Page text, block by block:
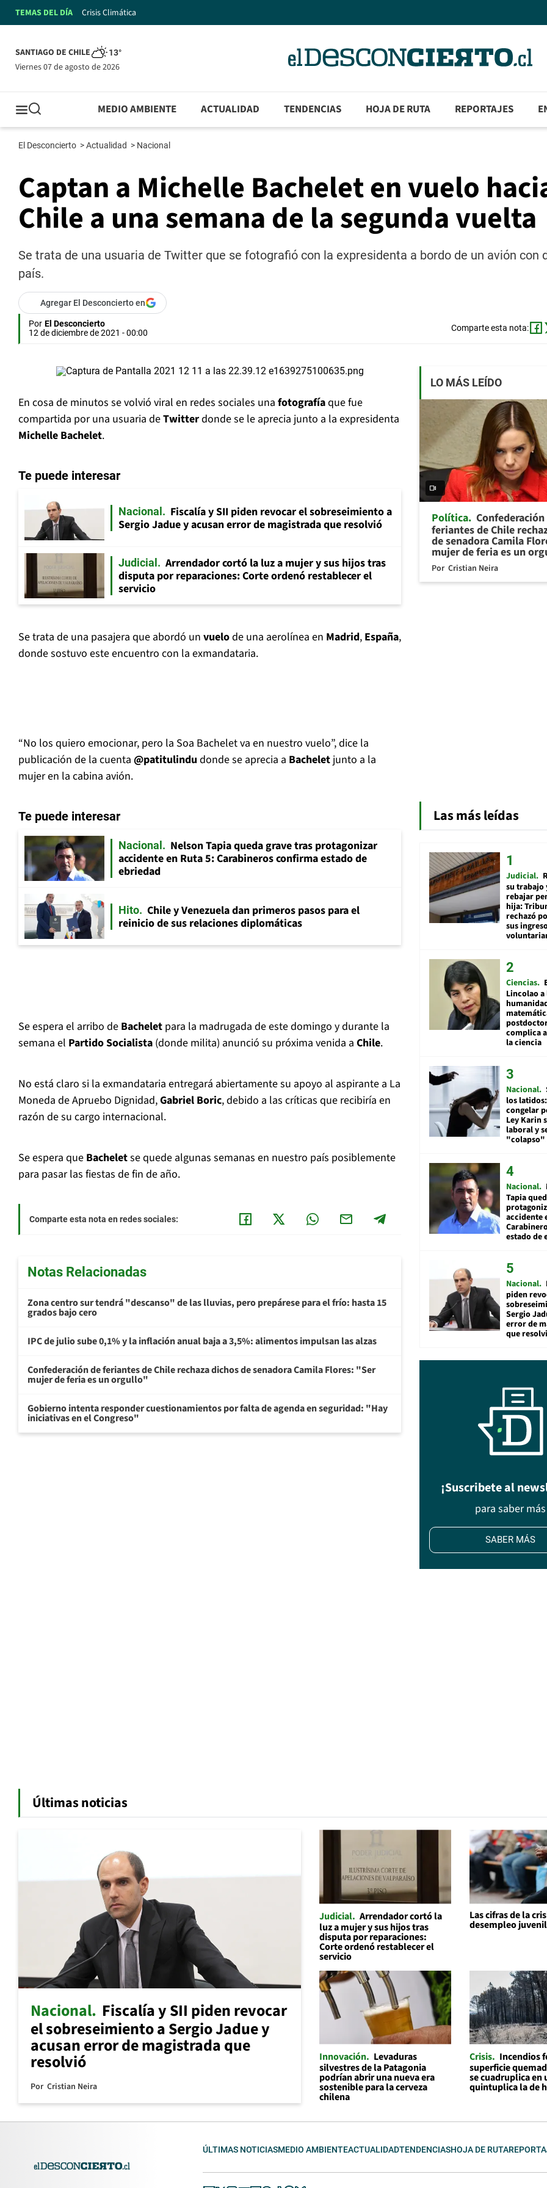
TEMAS DEL DÍA Crisis Climática
SANTIAGO DE CHILE 13°
viernes 07 de agosto de 2026
MEDIO AMBIENTE ACTUALIDAD TENDENCIAS HOJA DE RUTA REPORTAJES
El Desconcierto >Actualidad > Nacional
Captan a Michelle Bachelet en vuelo
Chile a una semana de la segunda vuelta
Se trata de una usuaria de Twitter que se fotografió con la expresidenta a bordo de un avión con
país.
Agregar El Desconcierto en
Por El Desconcierto
12 de diciembre de 2021 - 00:00
Comparte esta nota:
En cosa de minutos se volvió viral en redes sociales una fotografíaque fue
compartida por una usuaria deTwitterdonde se le aprecia junto a la expresidenta
Michelle Bachelet.
Te puede interesar
Nacional
Fiscalía y SII piden revocar el sobreseimiento a
Sergio Jadue y acusan error de magistrada que resolvió
Judicial
Arrendador cortó la luz a mujer y sus hijos tras
disputa por reparaciones: Corte ordenó restablecer el
servicio
Se trata de una pasajera que abordó un vuelode una aerolínea en Madrid, España,
donde sostuvo este encuentro con la exmandataria.
“No los quiero emocionar, pero la Soa Bachelet va en nuestro vuelo”, dice la
publicación de la cuenta @patitulindu donde se aprecia a Bachelet junto a la
mujer en la cabina avión.
Te puede interesar
Nacional
Nelson Tapia queda grave tras protagonizar
accidente en Ruta 5: Carabineros confirma estado de
ebriedad
Hito
Chile y Venezuela dan primeros pasos para el
reinicio de sus relaciones diplomáticas
Se espera el arribo de Bachelet para la madrugada de este domingo y durante la
semana el Partido Socialista (donde milita) anunció su próxima venida a Chile.
No está claro si la exmandataria entregará abiertamente su apoyo al aspirante a La
Moneda de Apruebo Dignidad,Gabriel Boric, debido a las críticas que recibiría en
razón de su cargo internacional.
Se espera que Bacheletse quede algunas semanas en nuestro país posiblemente
para pasar las fiestas de fin de año.
Comparte esta nota en redes sociales:
Notas Relacionadas
Zona centro sur tendrá "descanso" de las lluvias, pero prepárese para el frío: hasta 15
grados bajo cero
IPC de julio sube 0,1% y la inflación anual baja a 3,5%: alimentos impulsan las alzas
Confederación de feriantes de Chile rechaza dichos de senadora Camila Flores: "Ser
mujer de feria es un orgullo"
Gobierno intenta responder cuestionamientos por falta de agenda en seguridad: "Hay
iniciativas en el Congreso"
LO MÁS LEÍDO
Política Confederación
feriantes de Chile
de senadora Camila
mujer de feria es un
Por Cristian Neira
Las más leídas
Judicial
su trabajo
rebajar
hija:
rechazó
sus
Ciencias
Lincolao a
complica
la ciencia
Nacional
los
congelar
Ley Karin
laboral y
"colapso"
Nacional
Tapia
accidente
estado de
Nacional
piden
Sergio
error de
que
¡Suscribete al
para saber más
SABER MÁS
Últimas noticias
Nacional Fiscalía y SII piden revocar
el sobreseimiento a Sergio Jadue y
acusan error de magistrada que
resolvió
Por Cristian Neira
Judicial Arrendador cortó la
luz a mujer y sus hijos tras
disputa por reparaciones:
Corte ordenó restablecer el
servicio
Las cifras de la
desempleo juvenil
Innovación
Levaduras
silvestres de la Patagonia
podrían abrir una nueva era
sostenible para la cerveza
chilena
Crisis Incendios
superficie
se cuadruplica en
quintuplica la de
ÚLTIMAS NOTICIASMEDIO AMBIENTEACTUALIDADTENDENCIASHOJA DE RUTA